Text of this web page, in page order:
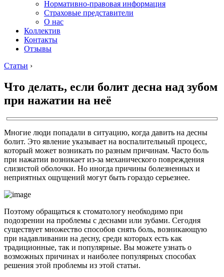
Нормативно-правовая информация
Страховые представители
О нас
Коллектив
Контакты
Отзывы
Статьи ›
Что делать, если болит десна над зубом
при нажатии на неё
Многие люди попадали в ситуацию, когда давить на десны
болит. Это явление указывает на воспалительный процесс,
который может возникать по разным причинам. Часто боль
при нажатии возникает из-за механического повреждения
слизистой оболочки. Но иногда причины болезненных и
неприятных ощущений могут быть гораздо серьезнее.
Поэтому обращаться к стоматологу необходимо при
подозрении на проблемы с деснами или зубами. Сегодня
существует множество способов снять боль, возникающую
при надавливании на десну, среди которых есть как
традиционные, так и популярные. Вы можете узнать о
возможных причинах и наиболее популярных способах
решения этой проблемы из этой статьи.